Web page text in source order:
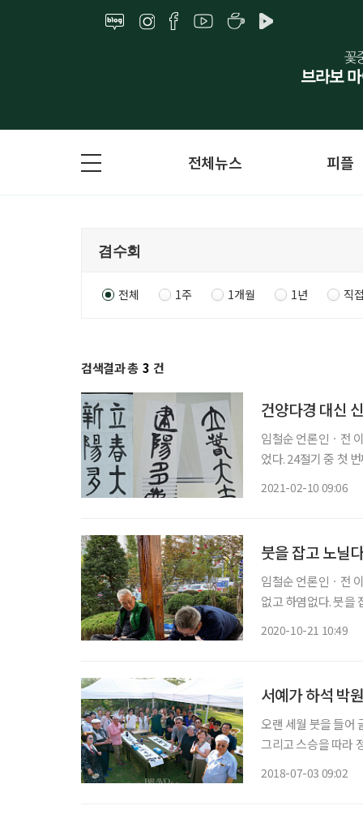
전체뉴스 피플
전체 1주 1개월 1년 직
검색결과 총 3 건
건양다경 대신
임철순 언론인ㆍ전 이투데이 주필 바야흐로 봄이다. 지
었다. 24절기 중 첫
2021-02-10 09:06
붓을 잡고 노닐다
임철순 언론인ㆍ전 이투데이 주필 나는 서예에 입문한
없고 하염없다. 붓을
2020-10-21 10:49
서예가 하석 박
오랜 세월 붓을 들어
그리고 스승을 따라
2018-07-03 09:02